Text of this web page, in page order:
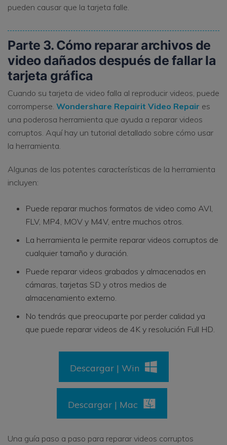
pueden causar que la tarjeta falle.
Parte 3. Cómo reparar archivos de
video dañados después de fallar la
tarjeta gráfica
Cuando su tarjeta de video falla al reproducir videos, puede
corromperse. Wondershare Repairit Video Repair es
una poderosa herramienta que ayuda a reparar videos
corruptos. Aquí hay un tutorial detallado sobre cómo usar
la herramienta.
Algunas de las potentes características de la herramienta
incluyen:
Puede reparar muchos formatos de video como AVI,
FLV, MP4, MOV y M4V, entre muchos otros.
La herramienta le permite reparar videos corruptos de
cualquier tamaño y duración.
Puede reparar videos grabados y almacenados en
cámaras, tarjetas SD y otros medios de
almacenamiento externo.
No tendrás que preocuparte por perder calidad ya
que puede reparar videos de 4K y resolución Full HD.
Descargar | Win
Descargar | Mac
Una guía paso a paso para reparar videos corruptos